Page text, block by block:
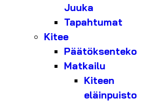
Juuka
Tapahtumat
Kitee
Päätöksenteko
Matkailu
Kiteen
eläinpuisto